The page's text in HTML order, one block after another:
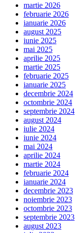
martie 2026
februarie 2026
ianuarie 2026
august 2025
iunie 2025
mai 2025
aprilie 2025
martie 2025
februarie 2025
ianuarie 2025
decembrie 2024
octombrie 2024
septembrie 2024
august 2024
iulie 2024
iunie 2024
mai 2024
aprilie 2024
martie 2024
februarie 2024
ianuarie 2024
decembrie 2023
noiembrie 2023
octombrie 2023
septembrie 2023
august 2023